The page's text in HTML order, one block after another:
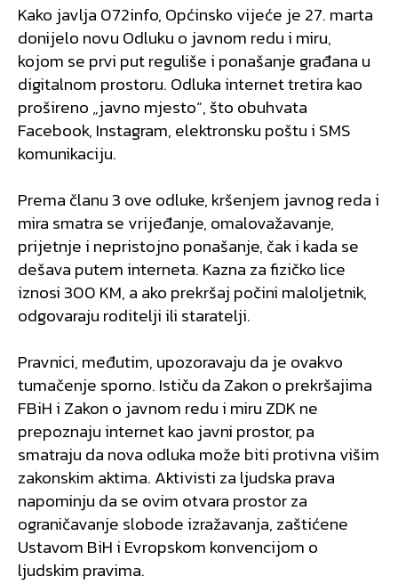
Kako javlja 072info, Općinsko vijeće je 27. marta
donijelo novu Odluku o javnom redu i miru,
kojom se prvi put reguliše i ponašanje građana u
digitalnom prostoru. Odluka internet tretira kao
prošireno „javno mjesto“, što obuhvata
Facebook, Instagram, elektronsku poštu i SMS
komunikaciju.
Prema članu 3 ove odluke, kršenjem javnog reda i
mira smatra se vrijeđanje, omalovažavanje,
prijetnje i nepristojno ponašanje, čak i kada se
dešava putem interneta. Kazna za fizičko lice
iznosi 300 KM, a ako prekršaj počini maloljetnik,
odgovaraju roditelji ili staratelji.
Pravnici, međutim, upozoravaju da je ovakvo
tumačenje sporno. Ističu da Zakon o prekršajima
FBiH i Zakon o javnom redu i miru ZDK ne
prepoznaju internet kao javni prostor, pa
smatraju da nova odluka može biti protivna višim
zakonskim aktima. Aktivisti za ljudska prava
napominju da se ovim otvara prostor za
ograničavanje slobode izražavanja, zaštićene
Ustavom BiH i Evropskom konvencijom o
ljudskim pravima.